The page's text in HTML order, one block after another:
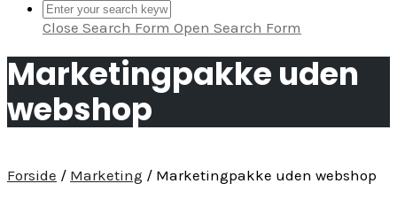
Close Search Form Open Search Form
Marketingpakke uden
webshop
Forside / Marketing / Marketingpakke uden webshop